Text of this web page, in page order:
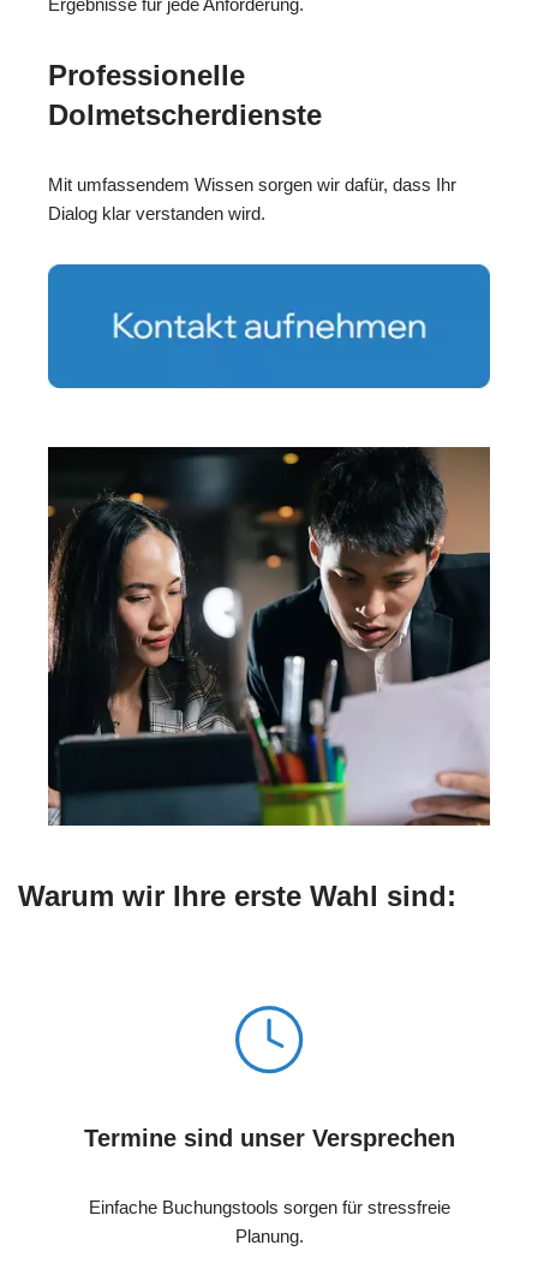
Professionelle
Dolmetscherdienste
Mit umfassendem Wissen sorgen wir dafür, dass Ihr
Dialog klar verstanden wird.
Warum wir Ihre erste Wahl sind:
Termine sind unser Versprechen
Einfache Buchungstools sorgen für stressfreie
Planung.